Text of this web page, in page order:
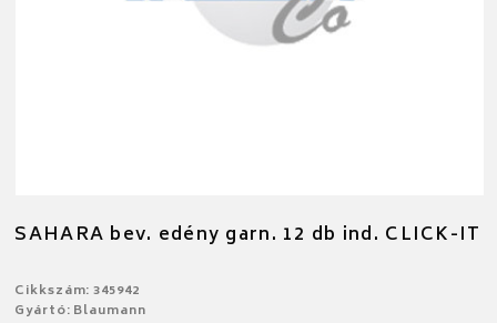
SAHARA bev. edény garn. 12 db ind. CLICK-IT
Cikkszám: 345942
Gyártó: Blaumann